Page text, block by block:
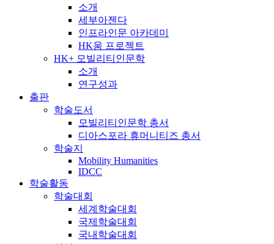
소개
세부아젠다
인프라인문 아카데미
HK움 프로젝트
HK+ 모빌리티인문학
소개
연구성과
출판
학술도서
모빌리티인문학 총서
디아스포라 휴머니티즈 총서
학술지
Mobility Humanities
IDCC
학술활동
학술대회
세계학술대회
국제학술대회
국내학술대회